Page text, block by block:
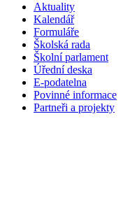
Aktuality
Kalendář
Formuláře
Školská rada
Školní parlament
Úřední deska
E-podatelna
Povinné informace
Partneři a projekty